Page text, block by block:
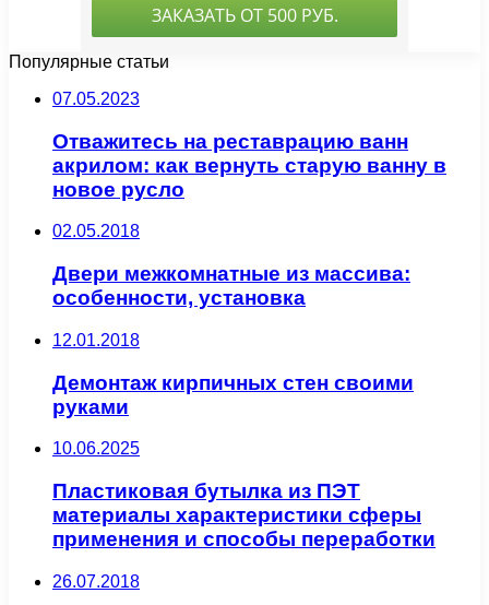
Популярные статьи
07.05.2023
Отважитесь на реставрацию ванн
акрилом: как вернуть старую ванну в
новое русло
02.05.2018
Двери межкомнатные из массива:
особенности, установка
12.01.2018
Демонтаж кирпичных стен своими
руками
10.06.2025
Пластиковая бутылка из ПЭТ
материалы характеристики сферы
применения и способы переработки
26.07.2018